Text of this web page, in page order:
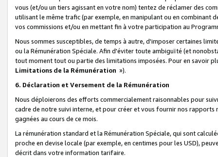
vous (et/ou un tiers agissant en votre nom) tentez de réclamer des
utilisant le même trafic (par exemple, en manipulant ou en combinant
vos commissions et/ou en mettant fin à votre participation au
Nous sommes susceptibles, de temps à autre, d'imposer certaines
ou la Rémunération Spéciale. Afin d'éviter toute ambiguïté (et
tout moment tout ou partie des limitations imposées. Pour en savoir
Limitations de la Rémunération »).
6. Déclaration et Versement de la Rémunération
Nous déploierons des efforts commercialement raisonnables pour
cadre de notre suivi interne, et pour créer et vous fournir nos
gagnées au cours de ce mois.
La rémunération standard et la Rémunération Spéciale, qui sont
proche en devise locale (par exemple, en centimes pour les USD),
décrit dans votre information tarifaire.